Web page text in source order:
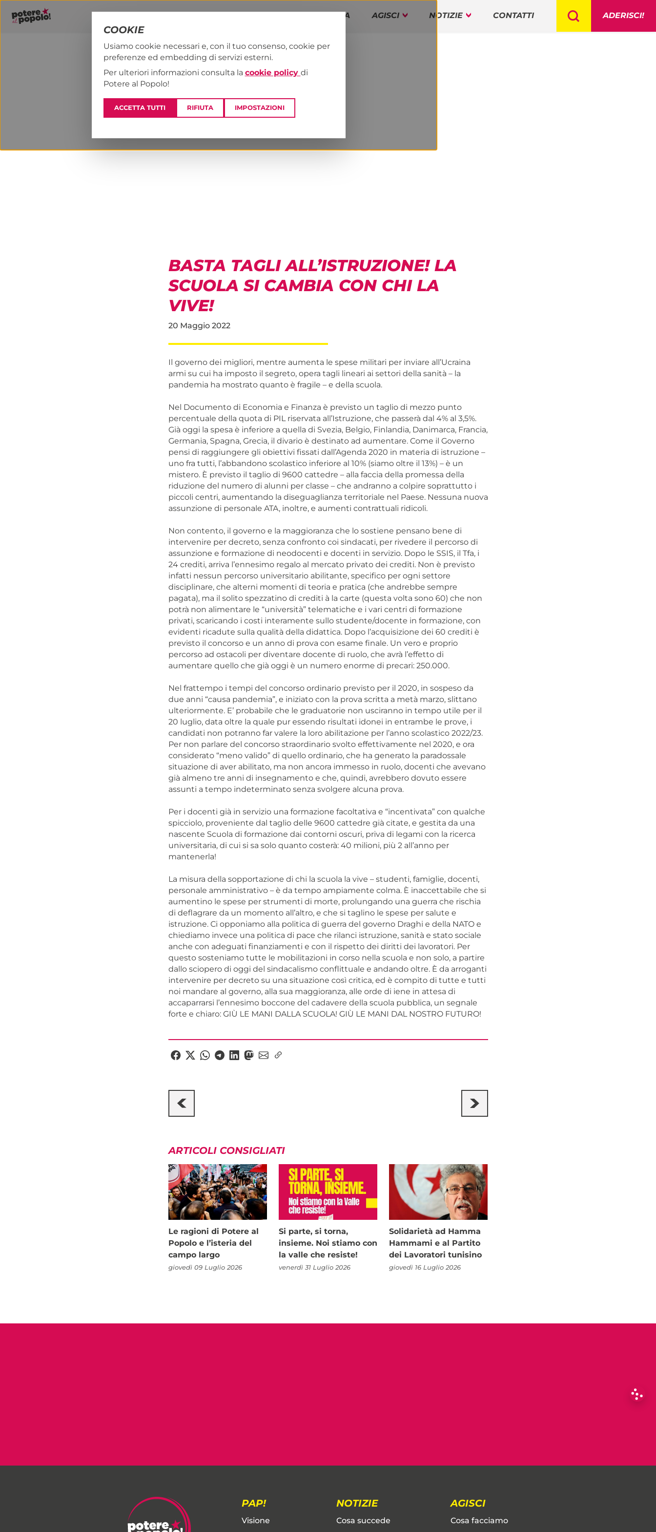
PROGRAMMA AGISCI NOTIZIE CONTATTI ADERISCI!
PAP! NOTIZIE NEWS & MEDIA
BASTA TAGLI ALL’ISTRUZIONE! LA
SCUOLA SI CAMBIA CON CHI LA
VIVE!
20 Maggio 2022
Il governo dei migliori, mentre aumenta le spese militari per inviare all’Ucraina
armi su cui ha imposto il segreto, opera tagli lineari ai settori della sanità – la
pandemia ha mostrato quanto è fragile – e della scuola.
Nel Documento di Economia e Finanza è previsto un taglio di mezzo punto
percentuale della quota di PIL riservata all’Istruzione, che passerà dal 4% al 3,5%.
Già oggi la spesa è inferiore a quella di Svezia, Belgio, Finlandia, Danimarca, Francia,
Germania, Spagna, Grecia, il divario è destinato ad aumentare. Come il Governo
pensi di raggiungere gli obiettivi fissati dall’Agenda 2020 in materia di istruzione –
uno fra tutti, l’abbandono scolastico inferiore al 10% (siamo oltre il 13%) – è un
mistero. È previsto il taglio di 9600 cattedre – alla faccia della promessa della
riduzione del numero di alunni per classe – che andranno a colpire soprattutto i
piccoli centri, aumentando la diseguaglianza territoriale nel Paese. Nessuna nuova
assunzione di personale ATA, inoltre, e aumenti contrattuali ridicoli.
Non contento, il governo e la maggioranza che lo sostiene pensano bene di
intervenire per decreto, senza confronto coi sindacati, per rivedere il percorso di
assunzione e formazione di neodocenti e docenti in servizio. Dopo le SSIS, il Tfa, i
24 crediti, arriva l’ennesimo regalo al mercato privato dei crediti. Non è previsto
infatti nessun percorso universitario abilitante, specifico per ogni settore
disciplinare, che alterni momenti di teoria e pratica (che andrebbe sempre
pagata), ma il solito spezzatino di crediti à la carte (questa volta sono 60) che non
potrà non alimentare le “università” telematiche e i vari centri di formazione
privati, scaricando i costi interamente sullo studente/docente in formazione, con
evidenti ricadute sulla qualità della didattica. Dopo l’acquisizione dei 60 crediti è
previsto il concorso e un anno di prova con esame finale. Un vero e proprio
percorso ad ostacoli per diventare docente di ruolo, che avrà l’effetto di
aumentare quello che già oggi è un numero enorme di precari: 250.000.
Nel frattempo i tempi del concorso ordinario previsto per il 2020, in sospeso da
due anni “causa pandemia”, e iniziato con la prova scritta a metà marzo, slittano
ulteriormente. E’ probabile che le graduatorie non usciranno in tempo utile per il
20 luglio, data oltre la quale pur essendo risultati idonei in entrambe le prove, i
candidati non potranno far valere la loro abilitazione per l’anno scolastico 2022/23.
Per non parlare del concorso straordinario svolto effettivamente nel 2020, e ora
considerato “meno valido” di quello ordinario, che ha generato la paradossale
situazione di aver abilitato, ma non ancora immesso in ruolo, docenti che avevano
già almeno tre anni di insegnamento e che, quindi, avrebbero dovuto essere
assunti a tempo indeterminato senza svolgere alcuna prova.
Per i docenti già in servizio una formazione facoltativa e “incentivata” con qualche
spicciolo, proveniente dal taglio delle 9600 cattedre già citate, e gestita da una
nascente Scuola di formazione dai contorni oscuri, priva di legami con la ricerca
universitaria, di cui si sa solo quanto costerà: 40 milioni, più 2 all’anno per
mantenerla!
La misura della sopportazione di chi la scuola la vive – studenti, famiglie, docenti,
personale amministrativo – è da tempo ampiamente colma. È inaccettabile che si
aumentino le spese per strumenti di morte, prolungando una guerra che rischia
di deflagrare da un momento all’altro, e che si taglino le spese per salute e
istruzione. Ci opponiamo alla politica di guerra del governo Draghi e della NATO e
chiediamo invece una politica di pace che rilanci istruzione, sanità e stato sociale
anche con adeguati finanziamenti e con il rispetto dei diritti dei lavoratori. Per
questo sosteniamo tutte le mobilitazioni in corso nella scuola e non solo, a partire
dallo sciopero di oggi del sindacalismo conflittuale e andando oltre. È da arroganti
intervenire per decreto su una situazione così critica, ed è compito di tutte e tutti
noi mandare al governo, alla sua maggioranza, alle orde di iene in attesa di
accaparrarsi l’ennesimo boccone del cadavere della scuola pubblica, un segnale
forte e chiaro: GIÙ LE MANI DALLA SCUOLA! GIÙ LE MANI DAL NOSTRO FUTURO!
ARTICOLI CONSIGLIATI
Le ragioni di Potere al
Popolo e l’isteria del
campo largo
giovedì 09 Luglio 2026
Si parte, si torna,
insieme. Noi stiamo con
la valle che resiste!
venerdì 31 Luglio 2026
Solidarietà ad Hamma
Hammami e al Partito
dei Lavoratori tunisino
giovedì 16 Luglio 2026
PAP!
Visione
NOTIZIE
Cosa succede
AGISCI
Cosa facciamo
COOKIE
Usiamo cookie necessari e, con il tuo consenso, cookie per
preferenze ed embedding di servizi esterni.
Per ulteriori informazioni consulta la cookie policy di
Potere al Popolo!
ACCETTA TUTTI RIFIUTA IMPOSTAZIONI